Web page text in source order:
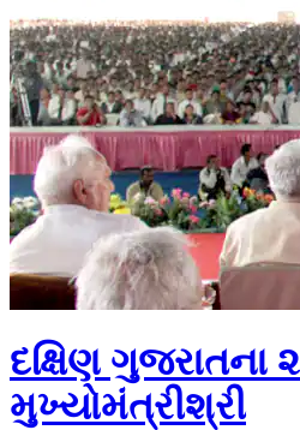
દક્ષિણ ગુજરાતના
મુખ્યોમંત્રીશ્રી